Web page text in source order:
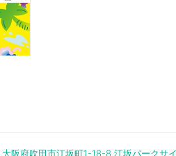
大阪府吹田市江坂町1-18-8 江坂パークサ